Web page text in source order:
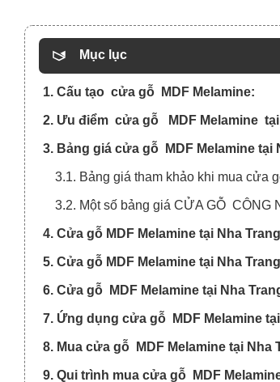
Mục lục
1. Cấu tạo cửa gỗ MDF Melamine:
2. Ưu điểm cửa gỗ MDF Melamine tại
3. Bảng giá cửa gỗ MDF Melamine tại
3.1. Bảng giá tham khảo khi mua cửa
3.2. Một số bảng giá CỬA GỖ CÔNG
4. Cửa gỗ MDF Melamine tại Nha Trang
5. Cửa gỗ MDF Melamine tại Nha Trang
6. Cửa gỗ MDF Melamine tại Nha
7. Ứng dụng cửa gỗ MDF Melamine
8. Mua cửa gỗ MDF Melamine tại Nha
9. Qui trình mua cửa gỗ MDF